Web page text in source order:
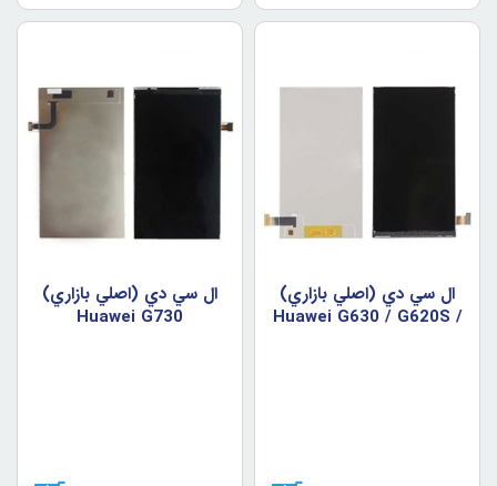
ال سي دي (اصلي بازاري)
Huawei G630 / G620S /
ال سي دي (اصلي بازاري)
Huawei G730